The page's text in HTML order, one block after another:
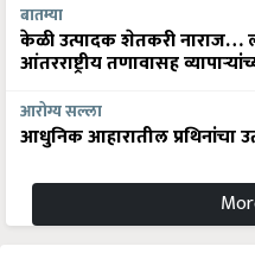
बातम्या
केळी उत्पादक शेतकरी नाराज…
आंतरराष्ट्रीय तणावासह
आरोग्य सल्ला
आधुनिक आहारातील प्रथिनांचा